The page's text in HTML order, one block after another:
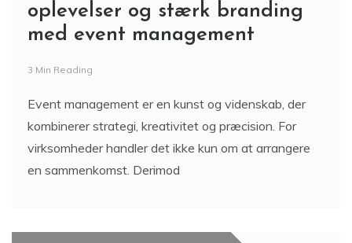
oplevelser og stærk branding
med event management
3 Min Reading
Event management er en kunst og videnskab, der
kombinerer strategi, kreativitet og præcision. For
virksomheder handler det ikke kun om at arrangere
en sammenkomst. Derimod